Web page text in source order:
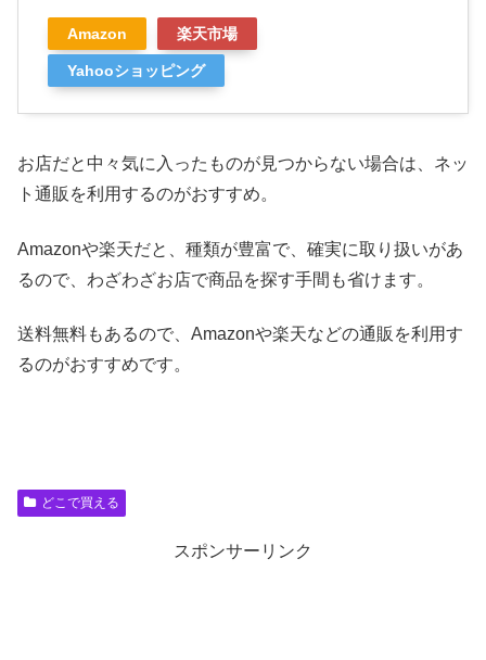
Amazon 楽天市場
Yahooショッピング
お店だと中々気に入ったものが見つからない場合は、ネッ
ト通販を利用するのがおすすめ。
Amazonや楽天だと、種類が豊富で、確実に取り扱いがあ
るので、わざわざお店で商品を探す手間も省けます。
送料無料もあるので、Amazonや楽天などの通販を利用す
るのがおすすめです。
どこで買える
スポンサーリンク